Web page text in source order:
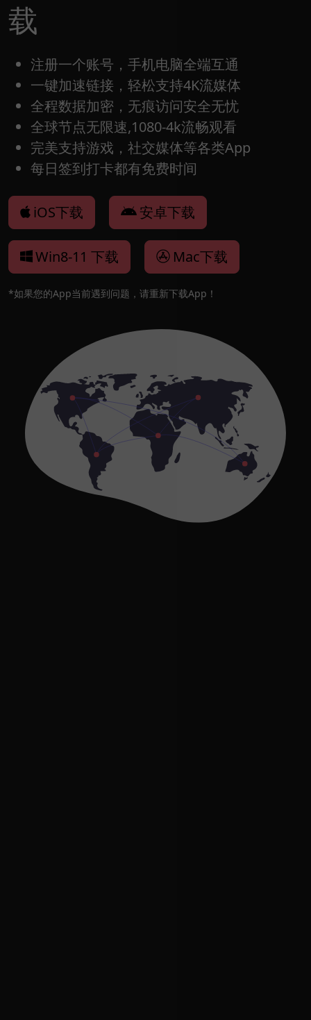
载
注册一个账号，手机电脑全端互通
一键加速链接，轻松支持4K流媒体
全程数据加密，无痕访问安全无忧
全球节点无限速,1080-4k流畅观看
完美支持游戏，社交媒体等各类App
每日签到打卡都有免费时间
iOS下载 安卓下载
Win8-11 下载 Mac下载
*如果您的App当前遇到问题，请重新下载App！